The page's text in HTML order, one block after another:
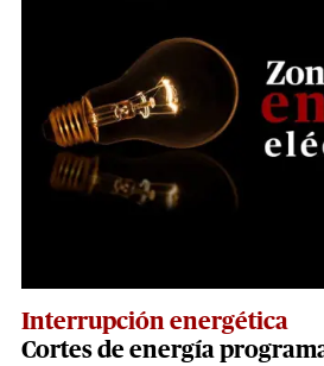
Interrupción energética
Cortes de energía